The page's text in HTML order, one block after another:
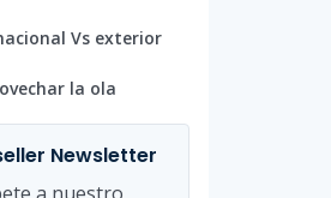
Vs exterior
la ola
Newsletter